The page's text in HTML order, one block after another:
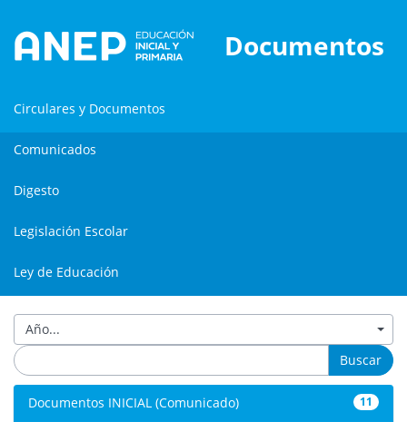
Documentos
Circulares y Documentos
Comunicados
Digesto
Legislación Escolar
Ley de Educación
Año...
Buscar
Documentos INICIAL (Comunicado) 11